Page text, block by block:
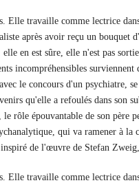
Elle travaille comme lectrice
après avoir reçu un bouquet
en est sûre, elle n'est pas
incompréhensibles surviennent
le concours d'un psychiatre,
qu'elle a refoulés dans son
rôle épouvantable de son père
qui va ramener à la
de l'œuvre de Stefan
Elle travaille comme lectrice